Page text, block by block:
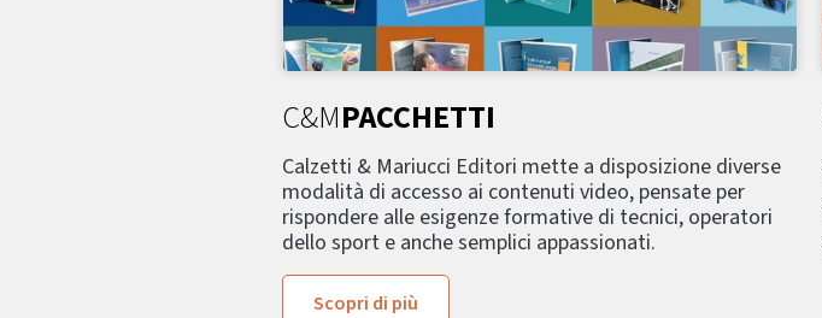
C&MPACCHETTI
Calzetti & Mariucci Editori mette a disposizione diverse
modalità di accesso ai contenuti video, pensate per
rispondere alle esigenze formative di tecnici, operatori
dello sport e anche semplici appassionati.
Scopri di più